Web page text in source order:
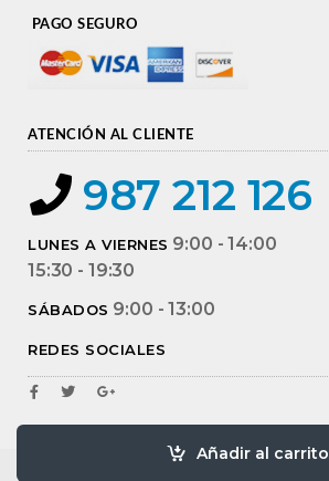
Añadir al carrito
PAGO SEGURO
ATENCIÓN AL CLIENTE
987 212 126
LUNES A VIERNES 9:00 - 14:00
15:30 - 19:30
SÁBADOS 9:00 - 13:00
REDES SOCIALES